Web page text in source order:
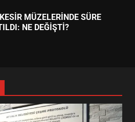
MÜZELERİNDE SÜRE
NE DEĞİŞTİ?
SATRANÇ
KAYITLARI NEYİ